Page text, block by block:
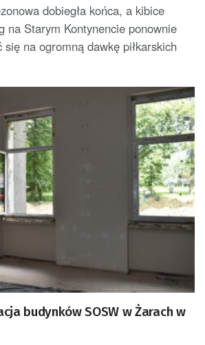
dobiegła końca, a kibice
na Starym Kontynencie ponownie
na ogromną dawkę piłkarskich
budynków SOSW w Żarach w